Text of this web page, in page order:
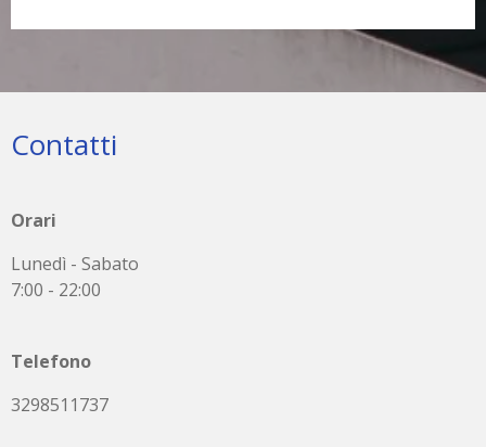
Contatti
Orari
Lunedì - Sabato
7:00 - 22:00
Telefono
3298511737